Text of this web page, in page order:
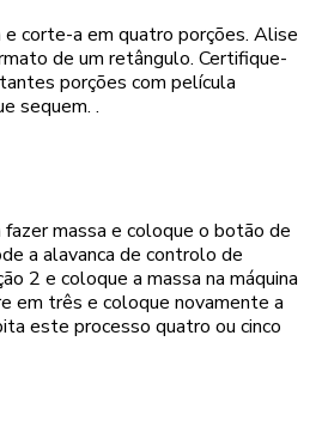
e corte-a em quatro porções. Alise
de um retângulo. Certifique-
porções com película
sequem. .
fazer massa e coloque o botão de
a alavanca de controlo de
2 e coloque a massa na máquina
em três e coloque novamente a
este processo quatro ou cinco